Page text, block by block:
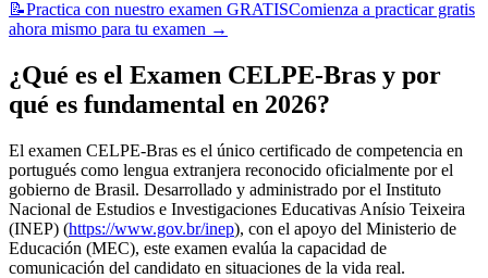
📝Practica con nuestro examen GRATISComienza a practicar gratis
ahora mismo para tu examen →
¿Qué es el Examen CELPE-Bras y por
qué es fundamental en 2026?
El examen CELPE-Bras es el único certificado de competencia en
portugués como lengua extranjera reconocido oficialmente por el
gobierno de Brasil. Desarrollado y administrado por el Instituto
Nacional de Estudios e Investigaciones Educativas Anísio Teixeira
(INEP) (https://www.gov.br/inep), con el apoyo del Ministerio de
Educación (MEC), este examen evalúa la capacidad de
comunicación del candidato en situaciones de la vida real.